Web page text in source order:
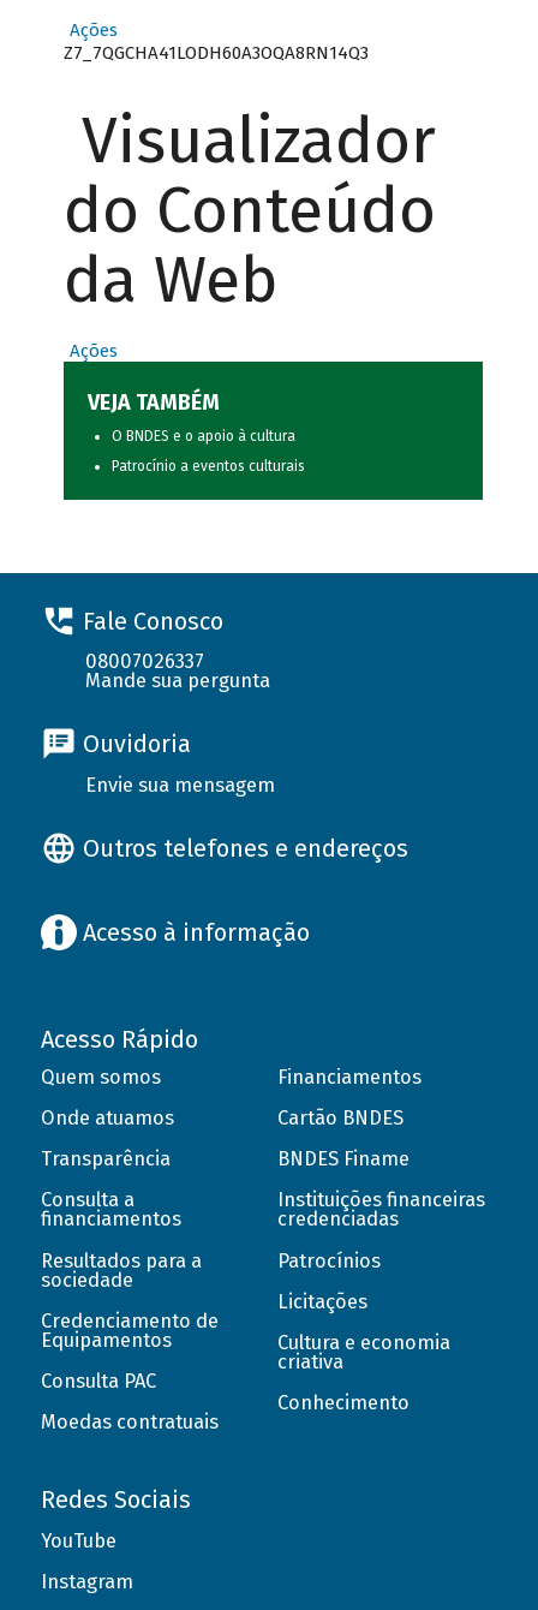
Ações
Z7_7QGCHA41LODH60A3OQA8RN14Q3
Visualizador
do Conteúdo
da Web
Ações
VEJA TAMBÉM
O BNDES e o apoio à cultura
Patrocínio a eventos culturais
Fale Conosco
08007026337
Mande sua pergunta
Ouvidoria
Envie sua mensagem
Outros telefones e endereços
Acesso à informação
Acesso Rápido
Quem somos
Onde atuamos
Transparência
Consulta a
financiamentos
Resultados para a
sociedade
Credenciamento de
Equipamentos
Consulta PAC
Moedas contratuais
Financiamentos
Cartão BNDES
BNDES Finame
Instituições financeiras
credenciadas
Patrocínios
Licitações
Cultura e economia
criativa
Conhecimento
Redes Sociais
YouTube
Instagram